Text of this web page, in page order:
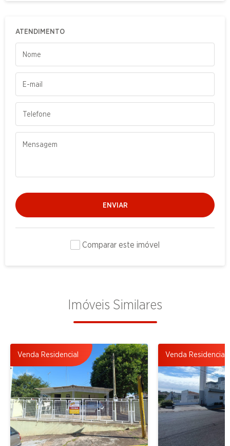
ATENDIMENTO
ENVIAR
Comparar este imóvel
Imóveis Similares
Venda Residencial Venda Residencial